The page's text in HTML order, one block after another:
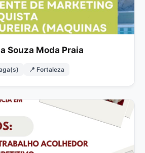
Souza Moda Praia
📍 Fortaleza